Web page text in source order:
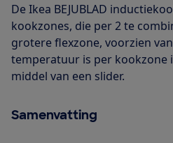
De Ikea BEJUBLAD
kookzones, die per 2 te
grotere flexzone, voorzien
temperatuur is per kookzone
middel van een slider.
Samenvatting